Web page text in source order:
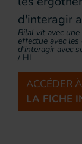
Bilal vit avec
effectue avec
d'interagir avec
/ HI
ACCÉDER À
LA FICHE